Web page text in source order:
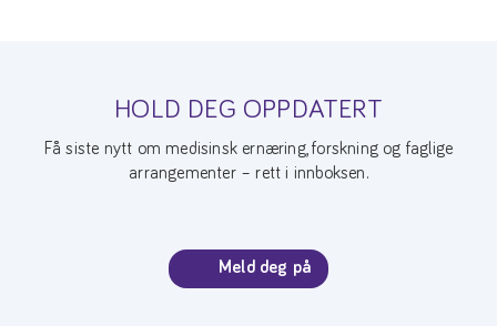
HOLD DEG OPPDATERT
Få siste nytt om medisinsk ernæring, forskning og faglige
arrangementer – rett i innboksen.
Meld deg på